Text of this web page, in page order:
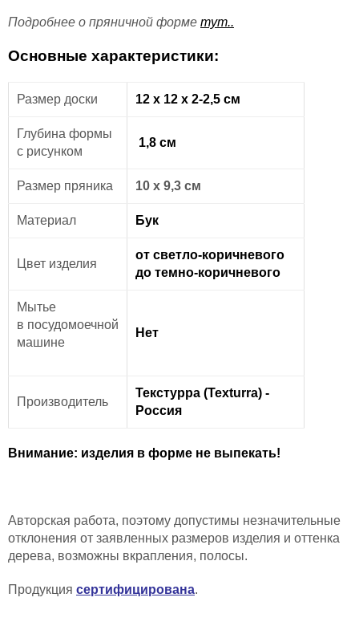
Подробнее о пряничной форме тут..
Основные характеристики:
Размер доски 12 х 12 х 2-2,5 см
Глубина формы
с рисунком
1,8 см
Размер пряника 10 х 9,3 см
Материал Бук
Цвет изделия
от светло-коричневого
до темно-коричневого
Мытье
в посудомоечной
машине
Нет
Производитель
Текстурра (Texturra) -
Россия
Внимание: изделия в форме не выпекать!
Авторская работа, поэтому допустимы незначительные
отклонения от заявленных размеров изделия и оттенка
дерева, возможны вкрапления, полосы.
Продукция сертифицирована.